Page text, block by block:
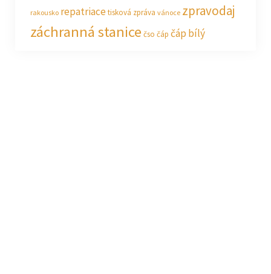
rakousko repatriacetisková zpráva vánoce zpravodaj
záchranná stanice čso čáp čáp bílý